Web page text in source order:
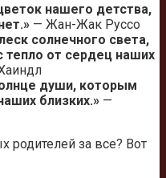
нашего детства,
— Жан-Жак Руссо
солнечного света,
тепло от сердец наших
души, которым
близких.» —
родителей за все? Вот